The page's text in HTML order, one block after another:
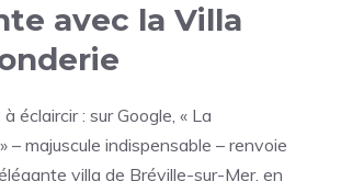
avec la Villa
à éclaircir : sur Google, « La
– majuscule indispensable – renvoie
villa de Bréville-sur-Mer, en